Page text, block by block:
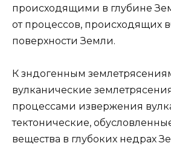
происходящими в глубине
от процессов, происходящих
поверхности Земли.
К зндогенным
вулканические
процессами извержения
тектонические,
вещества в глубоких недрах